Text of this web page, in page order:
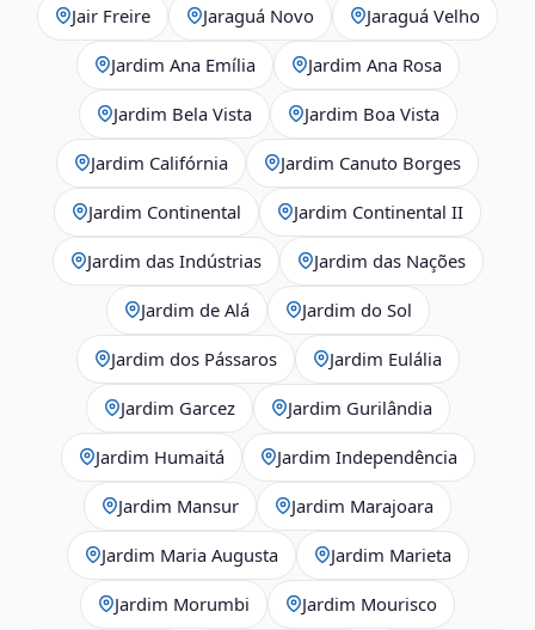
Jair Freire Jaraguá Novo Jaraguá Velho
Jardim Ana Emília Jardim Ana Rosa
Jardim Bela Vista Jardim Boa Vista
Jardim Califórnia Jardim Canuto Borges
Jardim Continental Jardim Continental II
Jardim das Indústrias Jardim das Nações
Jardim de Alá Jardim do Sol
Jardim dos Pássaros Jardim Eulália
Jardim Garcez Jardim Gurilândia
Jardim Humaitá Jardim Independência
Jardim Mansur Jardim Marajoara
Jardim Maria Augusta Jardim Marieta
Jardim Morumbi Jardim Mourisco